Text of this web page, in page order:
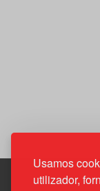
Usamos
utilizador,